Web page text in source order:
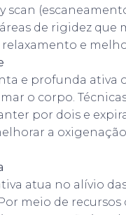
scan
de rigidez que
e
e profunda ativa
o corpo.
por dois e
a
atua no alívio
meio de